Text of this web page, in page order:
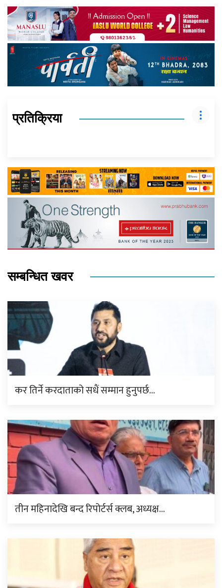
प्रतिक्रिया
सम्बन्धित खवर
कर तिर्ने करदाताको सधैं सम्मान हुनुपर्छ…
तीन महिनादेखि बन्द रिपोर्टर्स क्लब, अध्यक्ष…